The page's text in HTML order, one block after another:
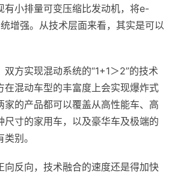
有小排量可变压缩比发动机，将e-
增强。从技术层面来看，其实是可以
双方实现混动系统的“1+1＞2”的技术
在混动车型的丰富度上会实现爆炸式
家的产品都可以覆盖从高性能车、高
尺寸的家用车，以及豪华车及极端的
别。
向反向，技术融合的速度还是得加快